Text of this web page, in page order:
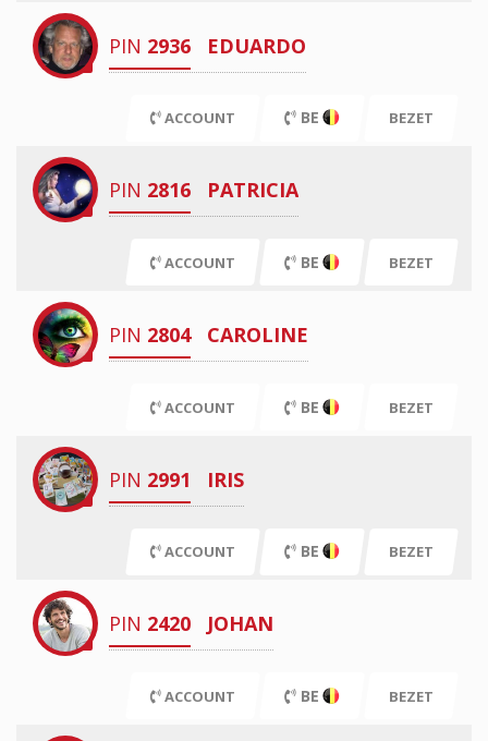
PIN 2936 EDUARDO
ACCOUNT BE BEZET
PIN 2816 PATRICIA
ACCOUNT BE BEZET
PIN 2804 CAROLINE
ACCOUNT BE BEZET
PIN 2991 IRIS
ACCOUNT BE BEZET
PIN 2420 JOHAN
ACCOUNT BE BEZET